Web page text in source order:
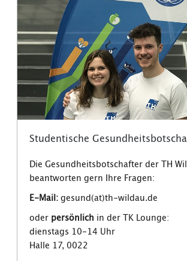
Studentische
Die Gesundheitsbotschafter der TH
beantworten gern Ihre Fragen:
E-Mail:gesund(at)th-wildau.de
oder persönlich in der TK Lounge:
dienstags 10-14 Uhr
Halle 17, 0022